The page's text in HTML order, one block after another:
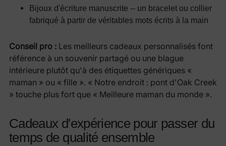
Bijoux d'écriture manuscrite -- un bracelet ou collier
fabriqué à partir de véritables mots écrits à la main
Conseil pro : Les meilleurs cadeaux personnalisés font
référence à un souvenir partagé ou une blague
intérieure plutôt qu'à des étiquettes génériques «
maman » ou « fille ». « Notre endroit : pont d'Oak Creek
» touche plus fort que « Meilleure maman du monde ».
Cadeaux d'expérience pour passer du
temps de qualité ensemble